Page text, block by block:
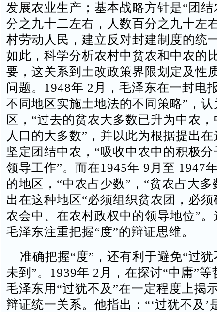
发展农业生产；基本战略方针是“团
分之九十二左右，人数百分之九十左
村劳动人民，建立反对封建制度的统
如此，科学分析农村中贫农和中农的
要，这关系到土改政策界限划定及性
问题。1948年 2月，毛泽东在一封电
不同地区实施土地法的不同策略”，
区，“过去的贫农大多数已升为中农
人口的大多数”，并以此为根据提出
坚定团结中农，“吸收中农中的积极
领导工作”。而在1945年 9月至 1947
的地区，“中农占少数”，“贫农占大
出在这种地区“必须组织贫农团，必
农会中、在农村政权中的领导地位”
毛泽东注重把握“度”的辩证思维。
准确把握“度”，还有利于避免“过犹
未到”。1939年 2月，在探讨“中庸”
毛泽东用“过犹不及”在一定程度上揭
辩证统一关系。他指出：“‘过犹不及’